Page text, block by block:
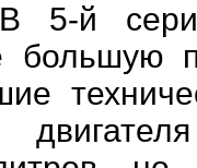
5-й
большую